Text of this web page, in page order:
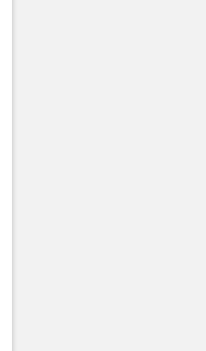
ン 高速道
はいつ？
所とは